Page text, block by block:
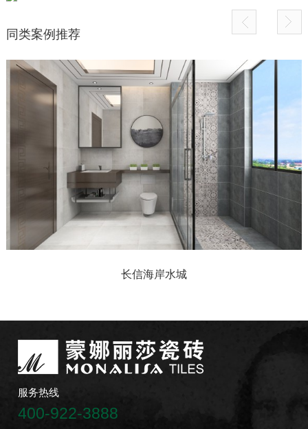
同类案例推荐
长信海岸水城
服务热线
400-922-3888